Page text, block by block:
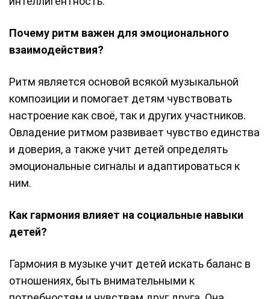
Почему ритм важен для эмоционального
взаимодействия?
Ритм является основой всякой музыкальной
композиции и помогает детям чувствовать
настроение как своё, так и других участников.
Овладение ритмом развивает чувство единства
и доверия, а также учит детей определять
эмоциональные сигналы и адаптироваться к
ним.
Как гармония влияет на социальные навыки
детей?
Гармония в музыке учит детей искать баланс в
отношениях, быть внимательными к